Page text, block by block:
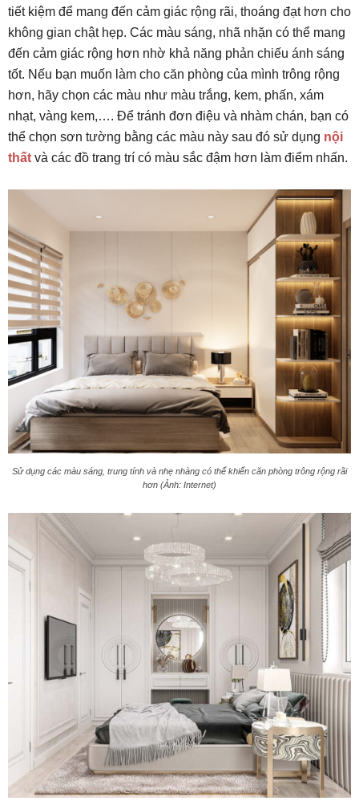
tiết kiệm để mang đến cảm giác rộng rãi, thoáng đạt hơn cho
không gian chật hẹp. Các màu sáng, nhã nhặn có thể mang
đến cảm giác rộng hơn nhờ khả năng phản chiếu ánh sáng
tốt. Nếu bạn muốn làm cho căn phòng của mình trông rộng
hơn, hãy chọn các màu như màu trắng, kem, phấn, xám
nhạt, vàng kem,…. Để tránh đơn điệu và nhàm chán, bạn có
thể chọn sơn tường bằng các màu này sau đó sử dụng nội
thất và các đồ trang trí có màu sắc đậm hơn làm điểm nhấn.
Sử dụng các màu sáng, trung tính và nhẹ nhàng có thể khiến căn phòng trông rộng rãi
hơn (Ảnh: Internet)